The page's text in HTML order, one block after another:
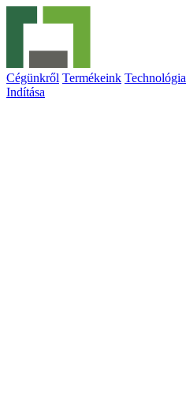
Cégünkről Termékeink Technológia
Indítása